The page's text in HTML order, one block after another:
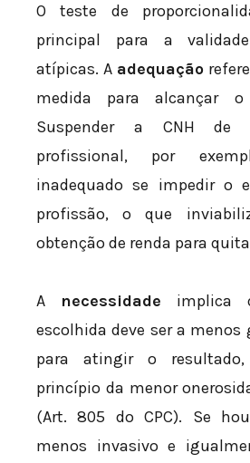
O teste de
principal para a
atípicas. A adequação
medida para alcançar
Suspender a CNH de
profissional, por
inadequado se impedir o
profissão, o que
obtenção de renda para
A necessidade implica
escolhida deve ser a menos
para atingir o
princípio da menor
(Art. 805 do CPC). Se
menos invasivo e